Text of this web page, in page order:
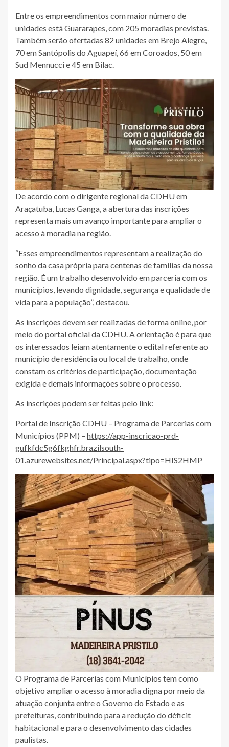
Entre os empreendimentos com maior número de
unidades está Guararapes, com 205 moradias previstas.
Também serão ofertadas 82 unidades em Brejo Alegre,
70 em Santópolis do Aguapeí, 66 em Coroados, 50 em
Sud Mennucci e 45 em Bilac.
De acordo com o dirigente regional da CDHU em
Araçatuba, Lucas Ganga, a abertura das inscrições
representa mais um avanço importante para ampliar o
acesso à moradia na região.
“Esses empreendimentos representam a realização do
sonho da casa própria para centenas de famílias da nossa
região. É um trabalho desenvolvido em parceria com os
municípios, levando dignidade, segurança e qualidade de
vida para a população”, destacou.
As inscrições devem ser realizadas de forma online, por
meio do portal oficial da CDHU. A orientação é para que
os interessados leiam atentamente o edital referente ao
município de residência ou local de trabalho, onde
constam os critérios de participação, documentação
exigida e demais informações sobre o processo.
As inscrições podem ser feitas pelo link:
Portal de Inscrição CDHU – Programa de Parcerias com
Municípios (PPM) – https://app-inscricao-prd-
gufkfdc5g6fkghfr.brazilsouth-
01.azurewebsites.net/Principal.aspx?tipo=HIS2HMP
O Programa de Parcerias com Municípios tem como
objetivo ampliar o acesso à moradia digna por meio da
atuação conjunta entre o Governo do Estado e as
prefeituras, contribuindo para a redução do déficit
habitacional e para o desenvolvimento das cidades
paulistas.